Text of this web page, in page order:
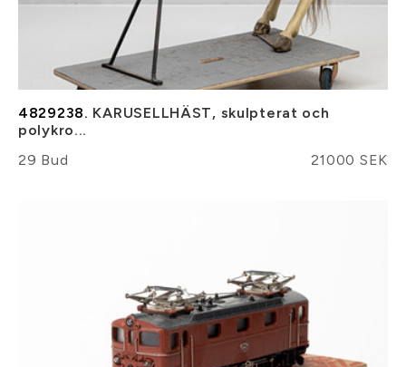
4829238. KARUSELLHÄST, skulpterat och
polykro...
29 Bud
21000 SEK